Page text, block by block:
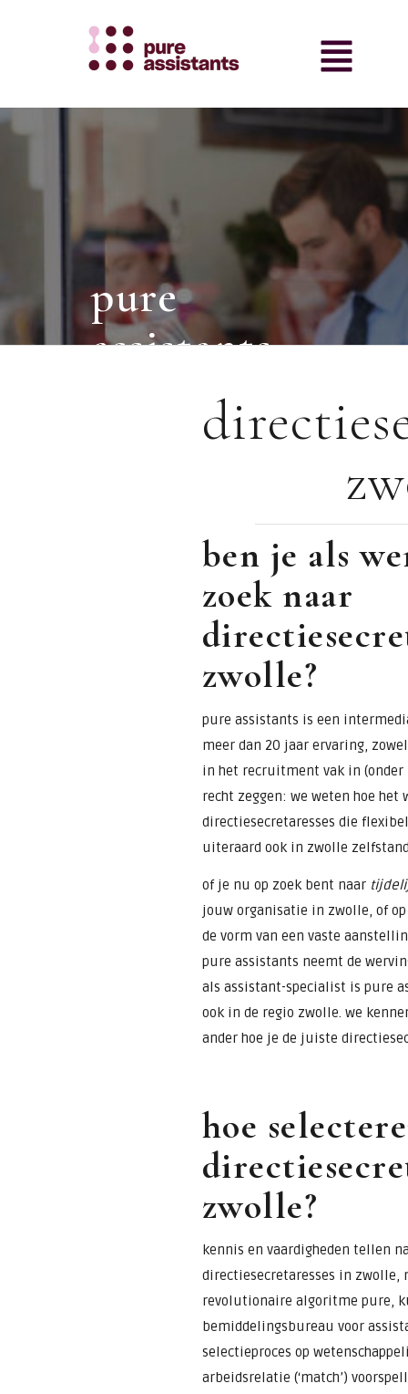
pure
assistants
intermediair
secretaresses
ben je als
zoek naar
zwolle?
pure assistants is een
meer dan 20 jaar ervaring,
in het recruitment vak in
recht zeggen: we weten hoe
directiesecretaresses die
uiteraard ook in zwolle
of je nu op zoek bent naar
jouw organisatie in zwolle, of
de vorm van een vaste
pure assistants neemt de
als assistant-specialist is pure
ook in de regio zwolle. we
ander hoe je de juiste
hoe
zwolle?
kennis en vaardigheden tellen
directiesecretaresses in zwolle,
revolutionaire algoritme pure,
bemiddelingsbureau voor
selectieproces op
arbeidsrelatie (‘match’)